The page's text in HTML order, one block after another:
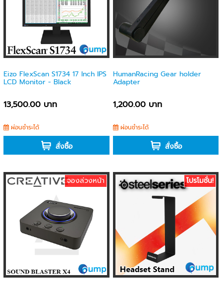
Eizo FlexScan S1734 17 Inch IPS
LCD Monitor - Black
13,500.00 บาท
ผ่อนชำระได้
สั่งซื้อ
HumanRacing Gear holder
Adapter
1,200.00 บาท
ผ่อนชำระได้
สั่งซื้อ
จองล่วงหน้า โปรโมชั่น!